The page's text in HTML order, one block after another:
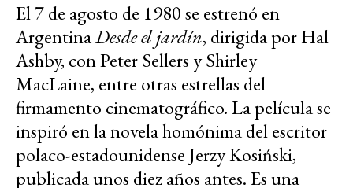
El 7 de agosto de 1980 se estrenó en
ArgentinaDesde el jardín, dirigida por Hal
Ashby, con Peter Sellers y Shirley
MacLaine, entre otras estrellas del
firmamento cinematográfico. La película se
inspiró en la novela homónima del escritor
polaco-estadounidense Jerzy Kosiński,
publicada unos diez años antes. Es una